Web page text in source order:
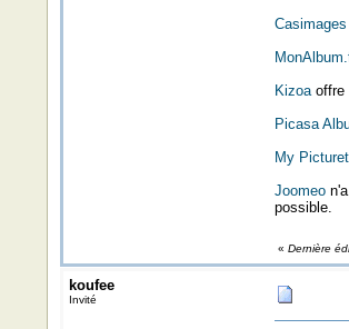
Casimages
Kizoaoffre
Picasa
My
Joomeon'a
possible.
« Dernière
koufee
Invité